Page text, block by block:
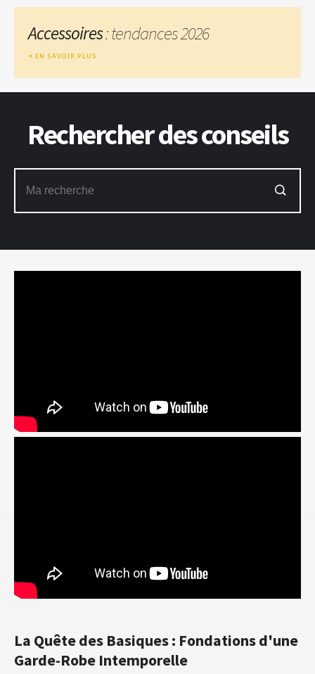
La Quête des Basiques : Fondations d'une
Garde-Robe Intemporelle
Accessoires: tendances 2026
EN SAVOIR PLUS
Rechercher des conseils